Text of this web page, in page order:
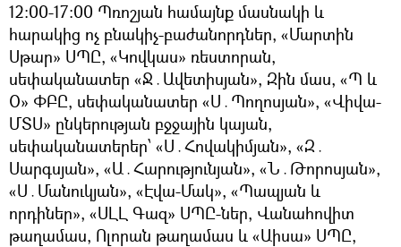
12:00-17:00 Պռոշյան համայնք մասնակի և
հարակից ոչ բնակիչ-բաժանորդներ, «Մարտին
Սթար» ՍՊԸ, «Կովկաս» ռեստորան,
սեփականատեր «Ջ․Ավետիսյան», Զին մաս, «Պ և
Օ» ՓԲԸ, սեփականատեր «Ս․Պողոսյան», «Վիվա-
ՄՏՍ» ընկերության բջջային կայան,
սեփականատերեր՝ «Ս․Հովակիմյան», «Զ․
Սարգսյան», «Ա․Հարությունյան», «Ն․Թորոսյան»,
«Ս․Մանուկյան», «Էվա-Մակ», «Պապյան և
որդիներ», «ՍԼԼ Գազ» ՍՊԸ-ներ, Վանահովիտ
թաղամաս, Ոլորան թաղամաս և «Աիսա» ՍՊԸ,